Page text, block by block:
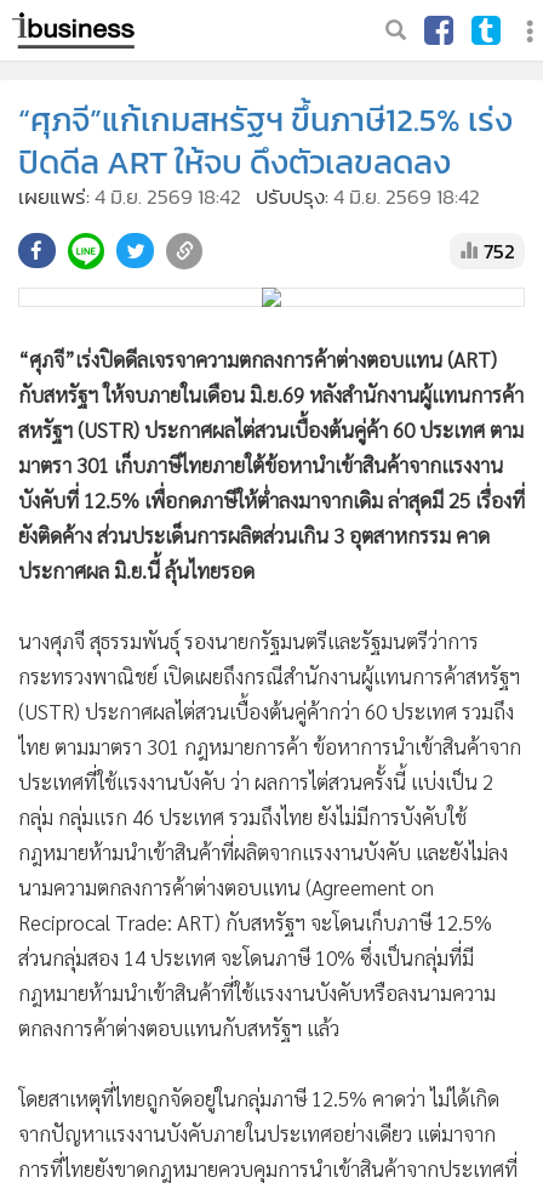
“ศุภจี”แก้เกมสหรัฐฯ ขึ้นภาษี12.5% เร่ง
ปิดดีล ART ให้จบ ดึงตัวเลขลดลง
เผยแพร่:4 มิ.ย. 2569 18:42 ปรับปรุง:4 มิ.ย. 2569 18:42
752
“ศุภจี”เร่งปิดดีลเจรจาความตกลงการค้าต่างตอบแทน (ART)
กับสหรัฐฯ ให้จบภายในเดือน มิ.ย.69 หลังสำนักงานผู้แทนการค้า
สหรัฐฯ (USTR) ประกาศผลไต่สวนเบื้องต้นคู่ค้า 60 ประเทศ ตาม
มาตรา 301 เก็บภาษีไทยภายใต้ข้อหานำเข้าสินค้าจากแรงงาน
บังคับที่ 12.5% เพื่อกดภาษีให้ต่ำลงมาจากเดิม ล่าสุดมี 25 เรื่องที่
ยังติดค้าง ส่วนประเด็นการผลิตส่วนเกิน 3 อุตสาหกรรม คาด
ประกาศผล มิ.ย.นี้ ลุ้นไทยรอด
นางศุภจี สุธรรมพันธุ์ รองนายกรัฐมนตรีและรัฐมนตรีว่าการ
กระทรวงพาณิชย์ เปิดเผยถึงกรณีสำนักงานผู้แทนการค้าสหรัฐฯ
(USTR) ประกาศผลไต่สวนเบื้องต้นคู่ค้ากว่า 60 ประเทศ รวมถึง
ไทย ตามมาตรา 301 กฎหมายการค้า ข้อหาการนำเข้าสินค้าจาก
ประเทศที่ใช้แรงงานบังคับ ว่า ผลการไต่สวนครั้งนี้ แบ่งเป็น 2
กลุ่ม กลุ่มแรก 46 ประเทศ รวมถึงไทย ยังไม่มีการบังคับใช้
กฎหมายห้ามนำเข้าสินค้าที่ผลิตจากแรงงานบังคับ และยังไม่ลง
นามความตกลงการค้าต่างตอบแทน (Agreement on
Reciprocal Trade: ART) กับสหรัฐฯ จะโดนเก็บภาษี 12.5%
ส่วนกลุ่มสอง 14 ประเทศ จะโดนภาษี 10% ซึ่งเป็นกลุ่มที่มี
กฎหมายห้ามนำเข้าสินค้าที่ใช้แรงงานบังคับหรือลงนามความ
ตกลงการค้าต่างตอบแทนกับสหรัฐฯ แล้ว
โดยสาเหตุที่ไทยถูกจัดอยู่ในกลุ่มภาษี 12.5% คาดว่า ไม่ได้เกิด
จากปัญหาแรงงานบังคับภายในประเทศอย่างเดียว แต่มาจาก
การที่ไทยยังขาดกฎหมายควบคุมการนำเข้าสินค้าจากประเทศที่